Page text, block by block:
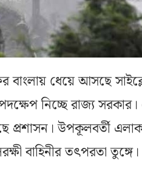
বাংলায় ধেয়ে আসছে
নিচ্ছে রাজ্য
উপকূলবর্তী
বাহিনীর তৎপরতা তুঙ্গে।